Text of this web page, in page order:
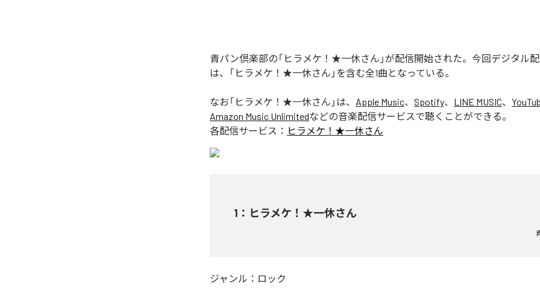
青パン倶楽部の「ヒラメケ！★一休さん」が配信開始された。今回デジタル
は、「ヒラメケ！★一休さん」を含む全1曲となっている。
なお「ヒラメケ！★一休さん 」は、 Apple Music、 Spotify、 LINE MUSIC、
Amazon Music Unlimitedなどの音楽配信サービスで聴くことができる。
各配信サービス： ヒラメケ！★一休さん
1 ： ヒラメケ！★一休さん
ジャンル： ロック